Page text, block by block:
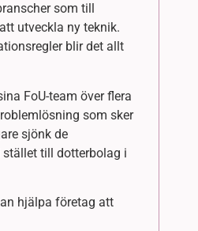
som till
utveckla ny teknik.
blir det allt
FoU-team över flera
som sker
sjönk de
till dotterbolag i
hjälpa företag att